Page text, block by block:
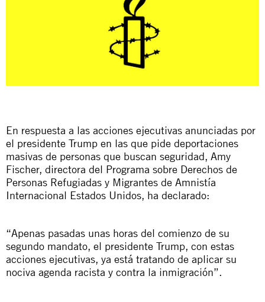
En respuesta a las acciones ejecutivas anunciadas por
el presidente Trump en las que pide deportaciones
masivas de personas que buscan seguridad, Amy
Fischer, directora del Programa sobre Derechos de
Personas Refugiadas y Migrantes de Amnistía
Internacional Estados Unidos, ha declarado:
“Apenas pasadas unas horas del comienzo de su
segundo mandato, el presidente Trump, con estas
acciones ejecutivas, ya está tratando de aplicar su
nociva agenda racista y contra la inmigración”.